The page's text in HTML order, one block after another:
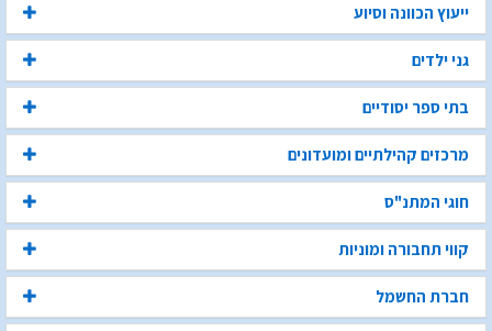
ייעוץ הכוונה וסיוע
גני ילדים
בתי ספר יסודיים
מרכזים קהילתיים ומועדונים
חוגי המתנ"ס
קווי תחבורה ומוניות
חברת החשמל